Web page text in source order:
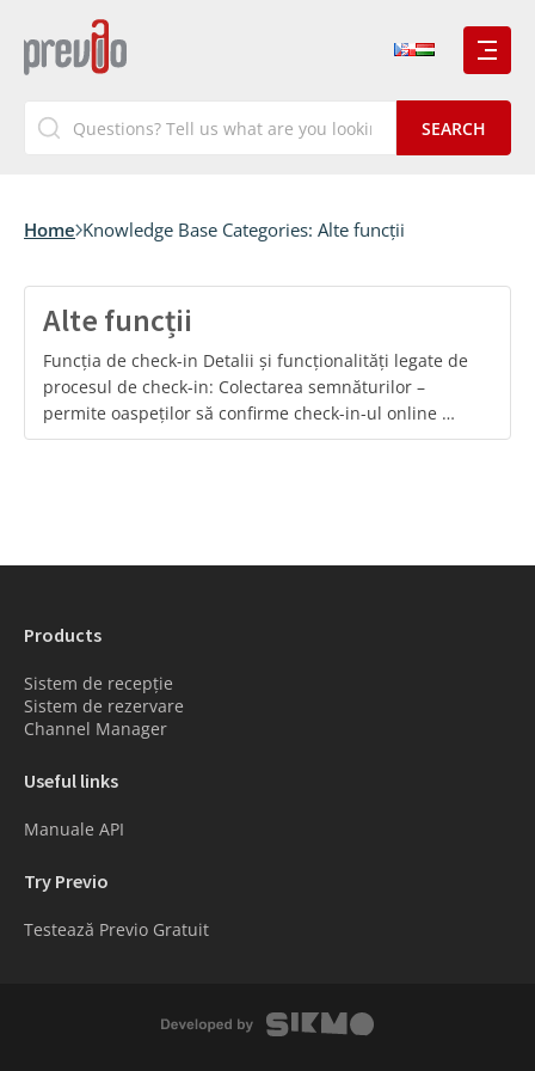
Home Knowledge Base Categories: Alte funcții
Alte funcții
Funcția de check-in Detalii și funcționalități legate de
procesul de check-in: Colectarea semnăturilor –
permite oaspeților să confirme check-in-ul online …
Products
Sistem de recepție
Sistem de rezervare
Channel Manager
Useful links
Manuale API
Try Previo
Testează Previo Gratuit